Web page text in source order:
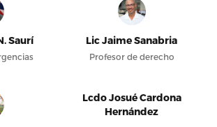
Saurí Lic Jaime Sanabria
Profesor de derecho
Lcdo Josué Cardona
Hernández